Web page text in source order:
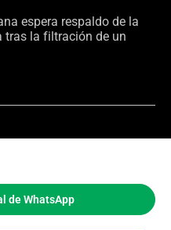
espera respaldo de la
tras la filtración de un
de WhatsApp